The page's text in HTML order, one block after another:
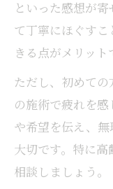
といった感想が
て丁寧にほぐす
きる点がメリット
ただし、初めて
の施術で疲れを
や希望を伝え、
大切です。特に
相談しましょう。